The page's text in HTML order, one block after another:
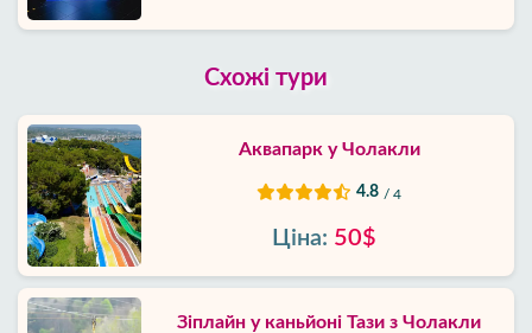
Схожі тури
Аквапарк у Чолакли
4.8 / 4
Ціна: 50$
Зіплайн у каньйоні Тази з Чолакли